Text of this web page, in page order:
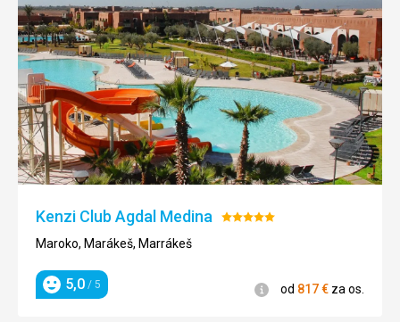
Kenzi Club Agdal Medina Hodnotenie:
Maroko, Marákeš, Marrákeš
Hodnotenie
5,0 / 5 Informácie
od 817€ za os.